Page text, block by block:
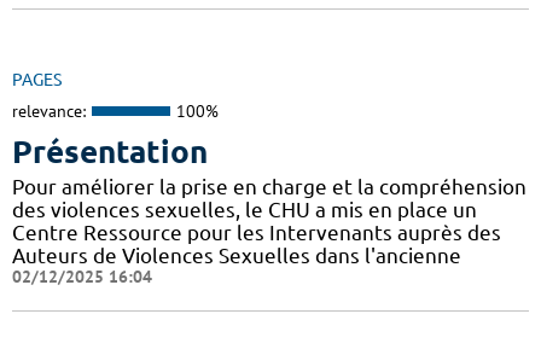
PAGES
relevance: 100%
Présentation
Pour améliorer la prise en charge et la compréhension
des violences sexuelles, le CHU a mis en place un
Centre Ressource pour les Intervenants auprès des
Auteurs de Violences Sexuelles dans l'ancienne
02/12/2025 16:04